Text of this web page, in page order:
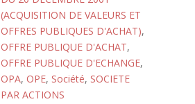
(ACQUISITION DE VALEURS ET
OFFRES PUBLIQUES D'ACHAT),
OFFRE PUBLIQUE D'ACHAT,
OFFRE PUBLIQUE D'ECHANGE,
OPA, OPE, Société, SOCIETE
PAR ACTIONS